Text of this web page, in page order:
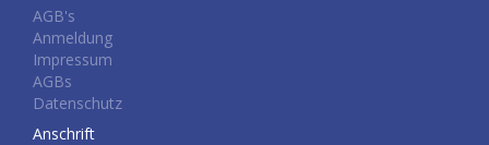
AGB's
Anmeldung
Impressum
AGBs
Datenschutz
Anschrift